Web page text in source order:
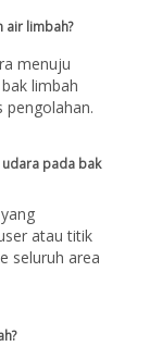
air limbah?
menuju
limbah
pengolahan.
pada bak
atau titik
seluruh area